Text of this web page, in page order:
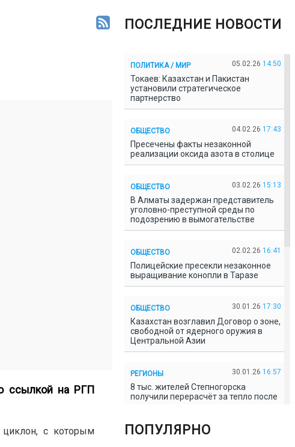
ссылкой на РГП
циклон, с которым
ПОСЛЕДНИЕ НОВОСТИ
ПОЛИТИКА / МИР 05.02.26 14:50
Токаев: Казахстан и Пакистан
установили стратегическое
партнерство
ОБЩЕСТВО 04.02.26 17:43
Пресечены факты незаконной
реализации оксида азота в столице
ОБЩЕСТВО 03.02.26 15:13
В Алматы задержан представитель
уголовно-преступной среды по
подозрению в вымогательстве
ОБЩЕСТВО 02.02.26 16:41
Полицейские пресекли незаконное
выращивание конопли в Таразе
ОБЩЕСТВО 30.01.26 17:30
Казахстан возглавил Договор о зоне,
свободной от ядерного оружия в
Центральной Азии
РЕГИОНЫ 30.01.26 16:57
8 тыс. жителей Степногорска
получили перерасчёт за тепло после
ПОПУЛЯРНО